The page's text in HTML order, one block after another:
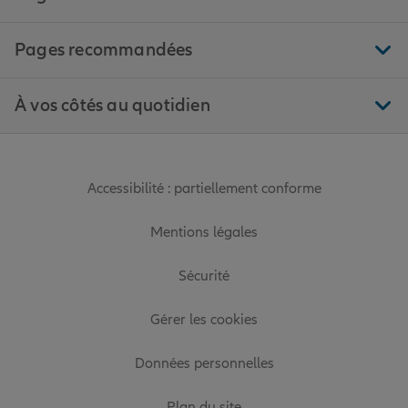
Pages recommandées
À vos côtés au quotidien
Accessibilité : partiellement conforme
Mentions légales
Sécurité
Gérer les cookies
Données personnelles